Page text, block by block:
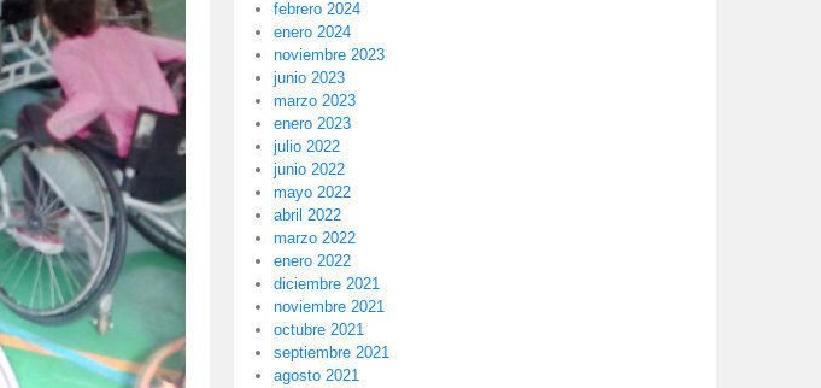
febrero 2024
enero 2024
noviembre 2023
junio 2023
marzo 2023
enero 2023
julio 2022
junio 2022
mayo 2022
abril 2022
marzo 2022
enero 2022
diciembre 2021
noviembre 2021
octubre 2021
septiembre 2021
agosto 2021